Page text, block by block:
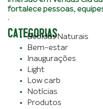
fortalece pessoas,
CATEGORIAS
.
Bebidas Naturais
Bem-estar
Inaugurações
Light
Low carb
Notícias
Produtos